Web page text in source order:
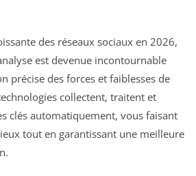
des réseaux sociaux en 2026,
est devenue incontournable
précise des forces et faiblesses de
collectent, traitent et
clés automatiquement, vous faisant
tout en garantissant une meilleure